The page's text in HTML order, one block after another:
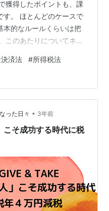
獲得したポイントも、課
す。 ほとんどのケースで
本的なルールくらいは把
このあたりについてネッ
と課税" の全体像という
ということで、本記事で
て、自分なりに整理して
、最後まで読んでいただ
すが、よろしければ途
済法 #所得税法
った日々 • 3年前
こそ成功する時代に税